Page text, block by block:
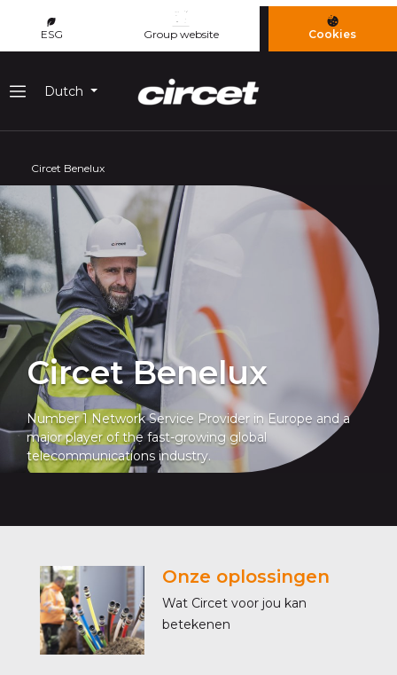
ESG Group website Cookies
Menu
Dutch
Circet Benelux
Circet Benelux
Number 1 Network Service Provider in Europe and a
major player of the fast-growing global
telecommunications industry.
Onze oplossingen
Wat Circet voor jou kan
betekenen